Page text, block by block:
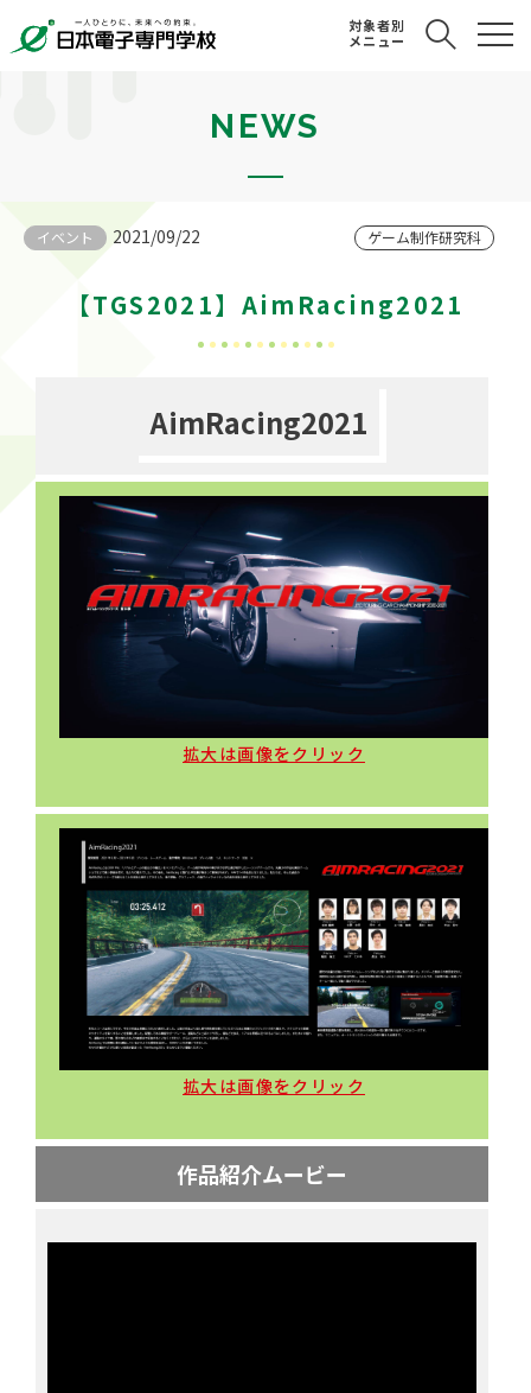
対象者別
メニュー
NEWS
イベント 2021/09/22 ゲーム制作研究科
【TGS2021】AimRacing2021
AimRacing2021
拡大は画像をクリック
拡大は画像をクリック
作品紹介ムービー